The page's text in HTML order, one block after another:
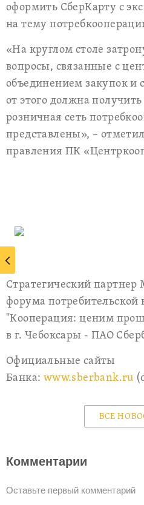
оформить СберКарту с
на тему
«На круглом столе
вопросы, связанные с
объединением закупок и
от этого должна получить
розничная сеть
представлены», –
правления ПК
Стратегический
форума потребительской
"Кооперация: ценим
в г. Чебоксары - ПАО
Официальные сайты
Банка: www.sberbank.ru
ВСЕ
Комментарии
Оставьте первый комментарий